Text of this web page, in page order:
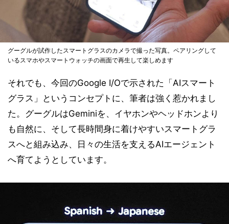
グーグルが試作したスマートグラスのカメラで撮った写真。ペアリングして
いるスマホやスマートウォッチの画面で再生して楽しめます
それでも、今回のGoogle I/Oで示された「AIスマート
グラス」というコンセプトに、筆者は強く惹かれまし
た。グーグルはGeminiを、イヤホンやヘッドホンより
も自然に、そして長時間身に着けやすいスマートグラ
スへと組み込み、日々の生活を支えるAIエージェント
へ育てようとしています。